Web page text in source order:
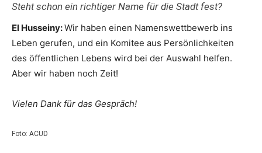
Steht schon ein richtiger Name für die Stadt fest?
El Husseiny:Wir haben einen Namenswettbewerb ins
Leben gerufen, und ein Komitee aus Persönlichkeiten
des öffentlichen Lebens wird bei der Auswahl helfen.
Aber wir haben noch Zeit!
Vielen Dank für das Gespräch!
Foto: ACUD